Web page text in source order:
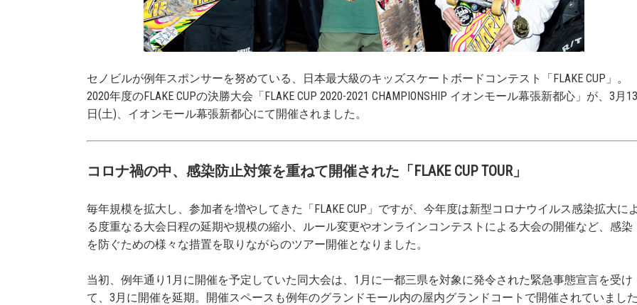
セノビルが例年スポンサーを努めている、
日本最大級のキッズスケートボードコンテスト「FLAKE CUP」。
2020年度のFLAKE CUPの決勝大会「FLAKE CUP 2020-2021 CHAMPIONSHIP イオンモール幕張新都心」が、3月13
日(土)、イオンモール幕張新都心にて開催されました。
コロナ禍の中、感染防止対策を重ねて開催された「FLAKE CUP TOUR」
毎年規模を拡大し、参加者を増やしてきた「FLAKE CUP」ですが、今年度は新型コロナウイルス感染拡大に
る度重なる大会日程の延期や規模の縮小、ルール変更やオンラインコンテストによる大会の開催など、感染
を防ぐための様々な措置を取りながらのツアー開催となりました。
当初、例年通り1月に開催を予定していた同大会は、1月に一都三県を対象に発令された緊急事態宣言を受け
て、3月に開催を延期。開催スペースも例年のグランドモール内の屋内グランドコートで開催されていまし